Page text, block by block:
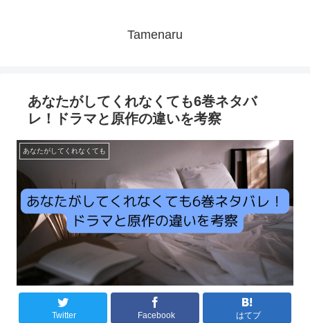
Tamenaru
あなたがしてくれなくても6巻ネタバ
レ！ドラマと原作の違いを考察
あなたがしてくれなくても
Twitter Facebook はてブ